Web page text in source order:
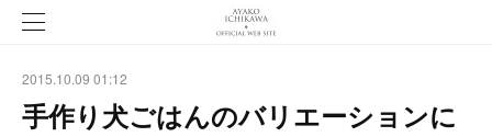
2015.10.09 01:12
手作り犬ごはんのバリエーションに